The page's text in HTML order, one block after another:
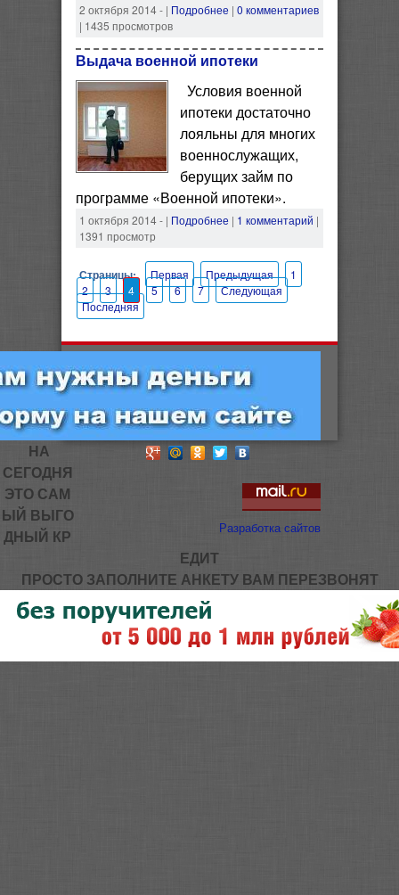
2 октября 2014 - | Подробнее | 0 комментариев
| 1435 просмотров
Выдача военной ипотеки
Условия военной
ипотеки достаточно
лояльны для многих
военнослужащих,
берущих займ по
программе «Военной ипотеки».
1 октября 2014 - | Подробнее | 1 комментарий |
1391 просмотр
Страницы: Первая Предыдущая
1
2
3 4 5 6 7
Следующая
Последняя
Разработка сайтов
НА
СЕГОДНЯ
ЭТО САМ
ЫЙ ВЫГО
ДНЫЙ КР
ЕДИТ
ПРОСТО ЗАПОЛНИТЕ АНКЕТУ ВАМ ПЕРЕЗВОНЯТ